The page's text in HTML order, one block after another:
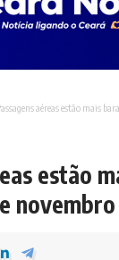
aéreas estão mais
estão
novembro